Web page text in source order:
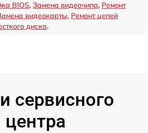
BIOS, Замена видеочипа, Ремонт
видеокарты, Ремонт цепей
диска.
сервисного
центра